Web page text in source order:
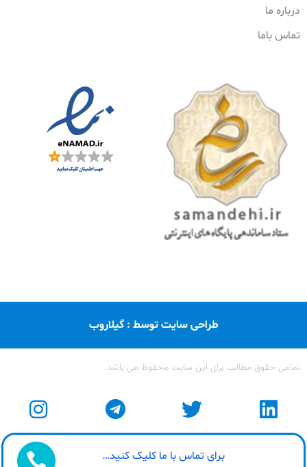
درباره ما
تماس باما
طراحی سایت توسط : گیلاروب
تمامی حقوق مطالب برای این سایت محفوظ می باشد.
برای تماس با ما کلیک کنید…